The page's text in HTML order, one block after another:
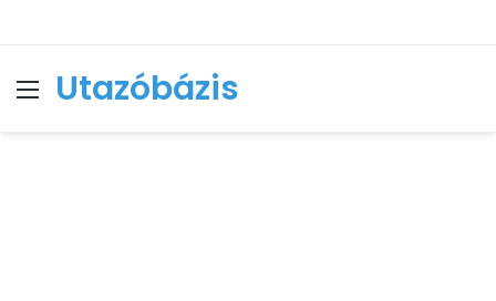
MenuUtazóbázis